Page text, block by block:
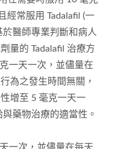
經常服用 Tadalafil (一
醫師專業判斷和病人
量的 Tadalafil 治療方
一天一次，並儘量在
為之發生時間無關，
增至 5 毫克一天一
藥物治療的適當性。